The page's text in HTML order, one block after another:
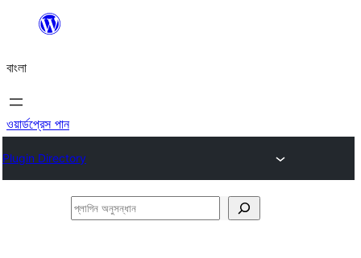
যান
বাংলা
ওয়ার্ডপ্রেস পান
Plugin Directory
প্লাগিন